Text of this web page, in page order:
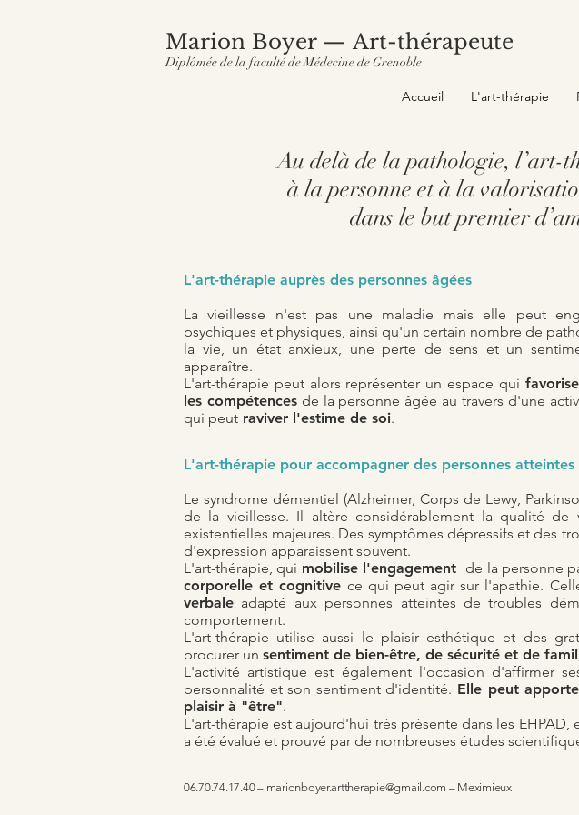
Accueil L'art-thérapie
Marion Boyer — Art-thérapeute
Diplômée de la faculté de Médecine de Grenoble
Au delà de la pathologie, l’art-
à la personne et à la
dans le but premier
L'art-thérapie auprès des personnes âgées
La vieillesse n'est pas une maladie mais elle peut
psychiques et physiques, ainsi qu'un certain nombre de
la vie, un état anxieux, une perte de sens et un
apparaître.
L'art-thérapie peut alors représenter un espace qui
les compétencesde la personne âgée au travers d'une
qui peut raviver l'estime de soi.
L'art-thérapie pour accompagner des personnes atteintes
Le syndrome démentiel (Alzheimer, Corps de Lewy,
de la vieillesse. Il altère considérablement la qualité
existentielles majeures. Des symptômes dépressifs et des
d'expression apparaissent souvent.
L'art-thérapie, qui mobilise l'engagement de la personne
corporelle et cognitive ce qui peut agir sur l'apathie.
verbale adapté aux personnes atteintes de troubles
comportement.
L'art-thérapie utilise aussi le plaisir esthétique et des
procurer un sentiment de bien-être, de sécurité et de
L'activité artistique est également l'occasion d'affirmer
personnalité et son sentiment d'identité. Elle peut
plaisir à "être".
L'art-thérapie est aujourd'hui très présente dans les
a été évalué et prouvé par de nombreuses études
06.70.74.17.40 – marionboyer.arttherapie@gmail.com – Meximieux